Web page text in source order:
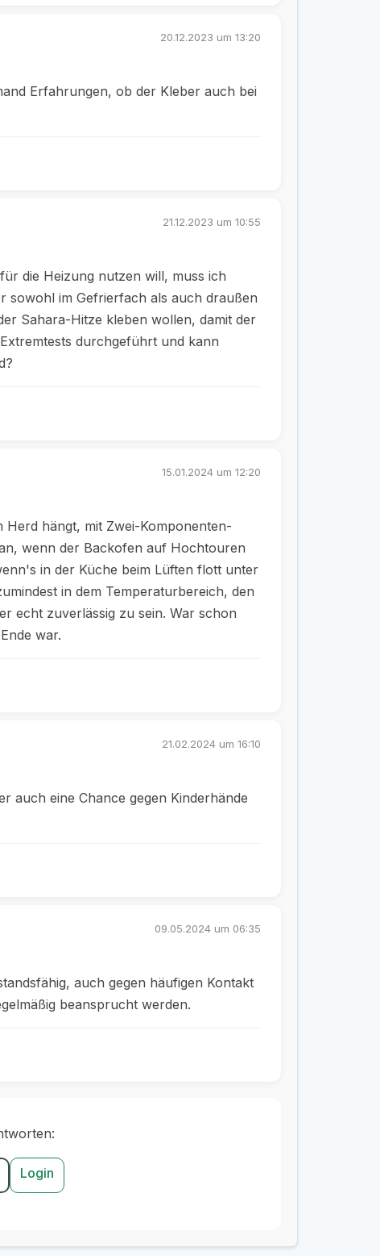
20.12.2023 um 13:20
Erfahrungen, ob der Kleber auch bei
21.12.2023 um 10:55
die Heizung nutzen will, muss ich
sowohl im Gefrierfach als auch draußen
Sahara-Hitze kleben wollen, damit der
durchgeführt und kann
15.01.2024 um 12:20
hängt, mit Zwei-Komponenten-
wenn der Backofen auf Hochtouren
in der Küche beim Lüften flott unter
in dem Temperaturbereich, den
echt zuverlässig zu sein. War schon
war.
21.02.2024 um 16:10
auch eine Chance gegen Kinderhände
09.05.2024 um 06:35
auch gegen häufigen Kontakt
beansprucht werden.
Login